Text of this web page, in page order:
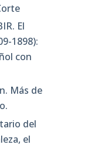
El
1898):
con
Más de
del
el